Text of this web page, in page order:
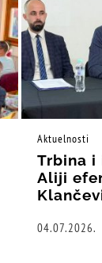
Aktuelnosti
Trbina i
Aliji
04.07.2026.